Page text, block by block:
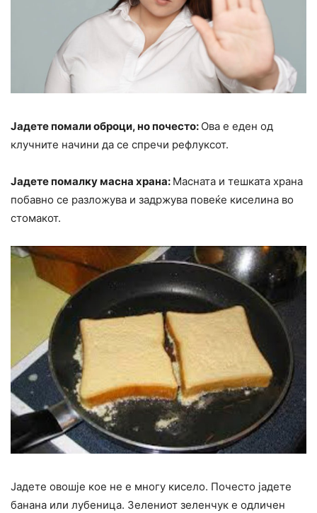
Јадете помали оброци, но почесто: Ова е еден од
клучните начини да се спречи рефлуксот.
Јадете помалку масна храна: Масната и тешката храна
побавно се разложува и задржува повеќе киселина во
стомакот.
Јадете овошје кое не е многу кисело. Почесто јадете
банана или лубеница. Зелениот зеленчук е одличен